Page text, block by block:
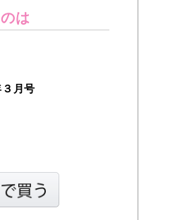
は
月号